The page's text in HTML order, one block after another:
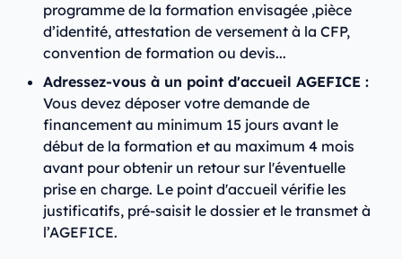
programme de la formation envisagée ,pièce
d’identité, attestation de versement à la CFP,
convention de formation ou devis...
Adressez-vous à un point d'accueil AGEFICE :
Vous devez déposer votre demande de
financement au minimum 15 jours avant le
début de la formation et au maximum 4 mois
avant pour obtenir un retour sur l'éventuelle
prise en charge. Le point d'accueil vérifie les
justificatifs, pré-saisit le dossier et le transmet à
l’AGEFICE.